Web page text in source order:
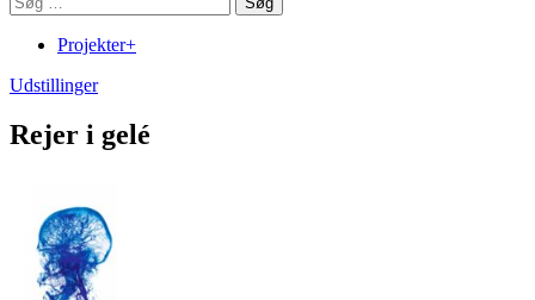
efter:
Projekter+
Udstillinger
Rejer i gelé